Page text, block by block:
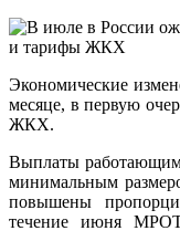
Экономические
месяце, в первую
ЖКХ.
Выплаты работающим
минимальным
повышены
течение июня МРОТ